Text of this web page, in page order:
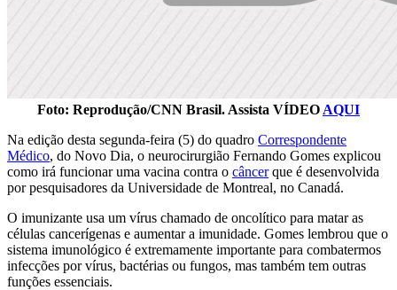
Foto: Reprodução/CNN Brasil. Assista VÍDEO AQUI
Na edição desta segunda-feira (5) do quadro Correspondente
Médico, do Novo Dia, o neurocirurgião Fernando Gomes explicou
como irá funcionar uma vacina contra o câncerque é desenvolvida
por pesquisadores da Universidade de Montreal, no Canadá.
O imunizante usa um vírus chamado de oncolítico para matar as
células cancerígenas e aumentar a imunidade. Gomes lembrou que o
sistema imunológico é extremamente importante para combatermos
infecções por vírus, bactérias ou fungos, mas também tem outras
funções essenciais.